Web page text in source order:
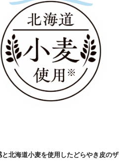
北海道小麦を使用したどらやき皮のザ